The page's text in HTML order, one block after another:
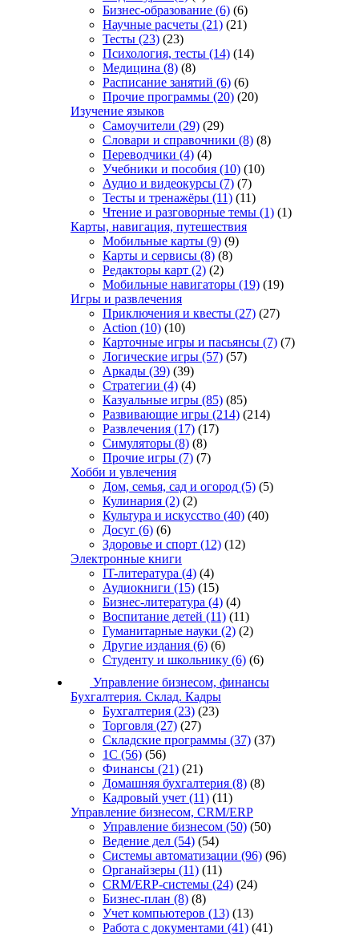
Бизнес-образование (6) (6)
Научные расчеты (21) (21)
Тесты (23) (23)
Психология, тесты (14) (14)
Медицина (8) (8)
Расписание занятий (6) (6)
Прочие программы (20) (20)
Изучение языков
Самоучители (29) (29)
Словари и справочники (8) (8)
Переводчики (4) (4)
Учебники и пособия (10) (10)
Аудио и видеокурсы (7) (7)
Тесты и тренажёры (11) (11)
Чтение и разговорные темы (1) (1)
Карты, навигация, путешествия
Мобильные карты (9) (9)
Карты и сервисы (8) (8)
Редакторы карт (2) (2)
Мобильные навигаторы (19) (19)
Игры и развлечения
Приключения и квесты (27) (27)
Action (10) (10)
Карточные игры и пасьянсы (7) (7)
Логические игры (57) (57)
Аркады (39) (39)
Стратегии (4) (4)
Казуальные игры (85) (85)
Развивающие игры (214) (214)
Развлечения (17) (17)
Симуляторы (8) (8)
Прочие игры (7) (7)
Хобби и увлечения
Дом, семья, сад и огород (5) (5)
Кулинария (2) (2)
Культура и искусство (40) (40)
Досуг (6) (6)
Здоровье и спорт (12) (12)
Электронные книги
IT-литература (4) (4)
Аудиокниги (15) (15)
Бизнес-литература (4) (4)
Воспитание детей (11) (11)
Гуманитарные науки (2) (2)
Другие издания (6) (6)
Студенту и школьнику (6) (6)
Управление бизнесом, финансы
Бухгалтерия. Склад. Кадры
Бухгалтерия (23) (23)
Торговля (27) (27)
Складские программы (37) (37)
1С (56) (56)
Финансы (21) (21)
Домашняя бухгалтерия (8) (8)
Кадровый учет (11) (11)
Управление бизнесом, CRM/ERP
Управление бизнесом (50) (50)
Ведение дел (54) (54)
Системы автоматизации (96) (96)
Органайзеры (11) (11)
CRM/ERP-системы (24) (24)
Бизнес-план (8) (8)
Учет компьютеров (13) (13)
Работа с документами (41) (41)